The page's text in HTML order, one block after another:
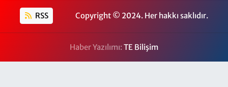
RSS Copyright © 2024. Her hakkı saklıdır.
Haber Yazılımı:TE Bilişim